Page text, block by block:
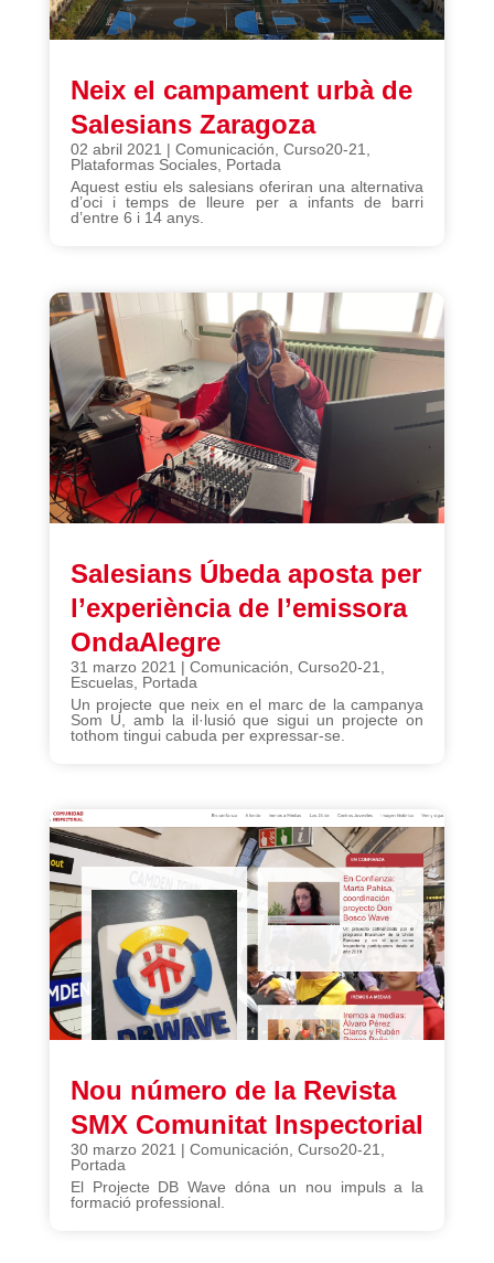
Neix el campament urbà de
Salesians Zaragoza
02 abril 2021 | Comunicación, Curso20-21,
Plataformas Sociales, Portada
Aquest estiu els salesians oferiran una alternativa
d’oci i temps de lleure per a infants de barri
d’entre 6 i 14 anys.
Salesians Úbeda aposta per
l’experiència de l’emissora
OndaAlegre
31 marzo 2021 | Comunicación Curso20-21
Escuelas, Portada
Un projecte que neix en el marc de la campanya
Som U, amb la il·lusió que sigui un projecte on
tothom tingui cabuda per expressar-se.
Nou número de la Revista
SMX Comunitat Inspectorial
30 marzo 2021 | Comunicación Curso20-21
Portada
El Projecte DB Wave dóna un nou impuls a la
formació professional.